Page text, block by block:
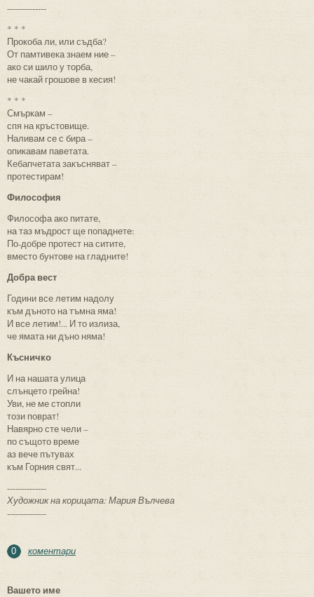
--------------
* * *
Прокоба ли, или съдба?
От памтивека знаем ние –
ако си шило у торба,
не чакай грошове в кесия!
* * *
Смъркам –
спя на кръстовище.
Наливам се с бира –
опикавам паветата.
Кебапчетата закъсняват –
протестирам!
Философия
Философа ако питате,
на таз мъдрост ще попаднете:
По-добре протест на ситите,
вместо бунтове на гладните!
Добра вест
Години все летим надолу
към дъното на тъмна яма!
И все летим!... И то излиза,
че ямата ни дъно няма!
Късничко
И на нашата улица
слънцето грейна!
Уви, не ме стопли
този поврат!
Навярно сте чели –
по същото време
аз вече пътувах
към Горния свят...
--------------
Художник на корицата: Мария Вълчева
--------------
0 коментари
Вашето име